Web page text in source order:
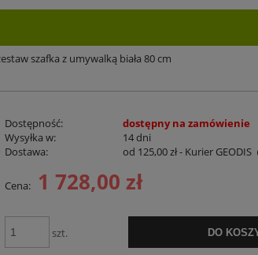
szafka z umywalką biała 80 cm
Dostępność:
dostępny na zamówienie
Wysyłka w:
14 dni
Dostawa:
od 125,00 zł- Kurier GEODIS
Cena nie zawiera ewentualnych kosztów
Cena: 1 728,00 zł
szt. DO